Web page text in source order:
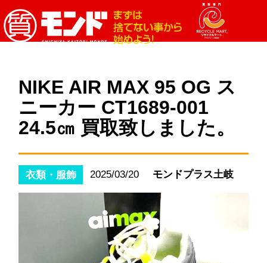
NIKE AIR MAX 95 OG ス
ニーカー CT1689-001
24.5㎝ 買取致しました。
衣類・服飾 2025/03/20 モンドプラス土岐